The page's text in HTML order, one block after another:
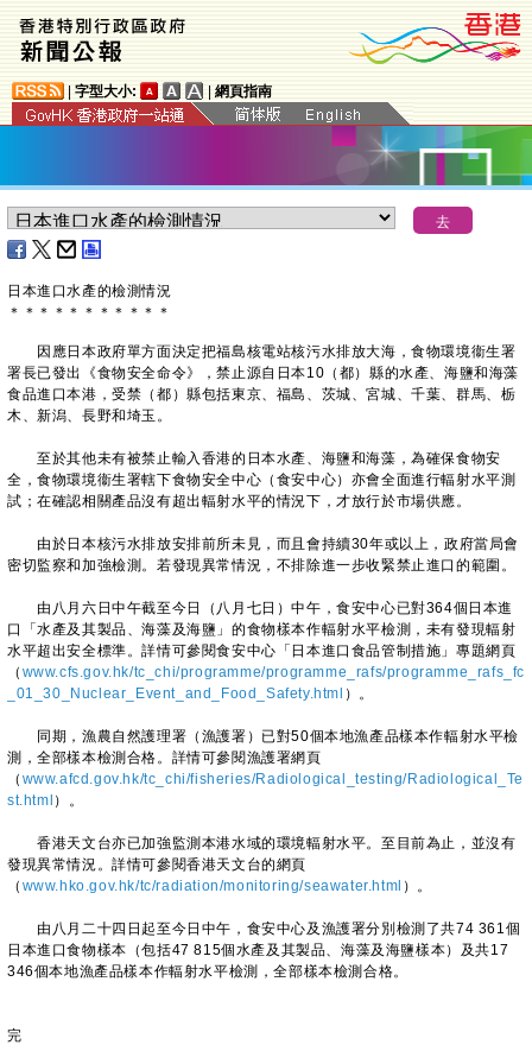
字型大小: 網頁指南
日本進口水產的檢測情況
＊ ＊ ＊ ＊ ＊ ＊ ＊ ＊ ＊ ＊ ＊
因應日本政府單方面決定把福島核電站核污水排放大海，食物環境衞生署
署長已發出《食物安全命令》，禁止源自日本10（都）縣的水產、海鹽和海藻
食品進口本港，受禁（都）縣包括東京、福島、茨城、宮城、千葉、群馬、栃
木、新潟、長野和埼玉。
至於其他未有被禁止輸入香港的日本水產、海鹽和海藻，為確保食物安
全，食物環境衞生署轄下食物安全中心（食安中心）亦會全面進行輻射水平測
試；在確認相關產品沒有超出輻射水平的情況下，才放行於市場供應。
由於日本核污水排放安排前所未見，而且會持續30年或以上，政府當局會
密切監察和加強檢測。若發現異常情況，不排除進一步收緊禁止進口的範圍。
由八月六日中午截至今日（八月七日）中午，食安中心已對364個日本進
口「水產及其製品、海藻及海鹽」的食物樣本作輻射水平檢測，未有發現輻射
水平超出安全標準。詳情可參閱食安中心「日本進口食品管制措施」專題網頁
（ www.cfs.gov.hk/tc_chi/programme/programme_rafs/programme_rafs_fc
_01_30_Nuclear_Event_and_Food_Safety.html ）。
同期，漁農自然護理署（漁護署）已對50個本地漁產品樣本作輻射水平檢
測，全部樣本檢測合格。詳情可參閱漁護署網頁
（ www.afcd.gov.hk/tc_chi/fisheries/Radiological_testing/Radiological_Te
st.html ）。
香港天文台亦已加強監測本港水域的環境輻射水平。至目前為止，並沒有
發現異常情況。詳情可參閱香港天文台的網頁
（ www.hko.gov.hk/tc/radiation/monitoring/seawater.html ）。
由八月二十四日起至今日中午，食安中心及漁護署分別檢測了共74 361個
日本進口食物樣本（包括47 815個水產及其製品、海藻及海鹽樣本）及共17
346個本地漁產品樣本作輻射水平檢測，全部樣本檢測合格。
完